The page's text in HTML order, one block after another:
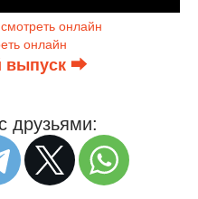
смотреть онлайн
онлайн
выпуск ⮕
друзьями: